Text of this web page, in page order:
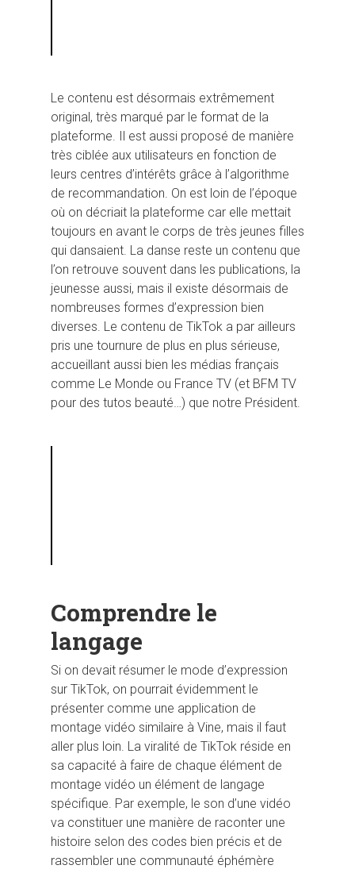
Le contenu est désormais extrêmement
original, très marqué par le format de la
plateforme. Il est aussi proposé de manière
très ciblée aux utilisateurs en fonction de
leurs centres d’intérêts grâce à l’algorithme
de recommandation. On est loin de l’époque
où on décriait la plateforme car elle mettait
toujours en avant le corps de très jeunes filles
qui dansaient. La danse reste un contenu que
l’on retrouve souvent dans les publications, la
jeunesse aussi, mais il existe désormais de
nombreuses formes d’expression bien
diverses. Le contenu de TikTok a par ailleurs
pris une tournure de plus en plus sérieuse,
accueillant aussi bien les médias français
comme Le Monde ou France TV (et BFM TV
pour des tutos beauté…) que notre Président.
Comprendre le
langage
Si on devait résumer le mode d’expression
sur TikTok, on pourrait évidemment le
présenter comme une application de
montage vidéo similaire à Vine, mais il faut
aller plus loin. La viralité de TikTok réside en
sa capacité à faire de chaque élément de
montage vidéo un élément de langage
spécifique. Par exemple, le son d’une vidéo
va constituer une manière de raconter une
histoire selon des codes bien précis et de
rassembler une communauté éphémère